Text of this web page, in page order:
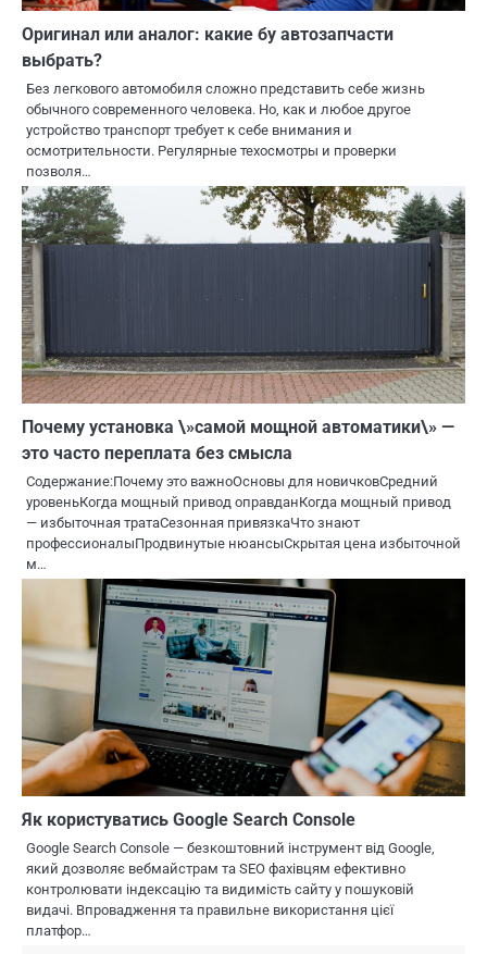
Оригинал или аналог: какие бу автозапчасти
выбрать?
Без легкового автомобиля сложно представить себе жизнь
обычного современного человека. Но, как и любое другое
устройство транспорт требует к себе внимания и
осмотрительности. Регулярные техосмотры и проверки
позволя…
Почему установка \»самой мощной автоматики\» —
это часто переплата без смысла
Содержание:Почему это важноОсновы для новичковСредний
уровеньКогда мощный привод оправданКогда мощный привод
— избыточная тратаСезонная привязкаЧто знают
профессионалыПродвинутые нюансыСкрытая цена избыточной
м…
Як користуватись Google Search Console
Google Search Console — безкоштовний інструмент від Google,
який дозволяє вебмайстрам та SEO фахівцям ефективно
контролювати індексацію та видимість сайту у пошуковій
видачі. Впровадження та правильне використання цієї
платфор…